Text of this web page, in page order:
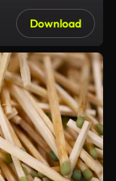
Download